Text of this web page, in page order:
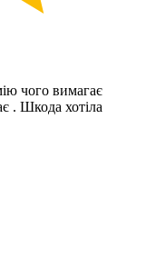
чого вимагає
. Шкода хотіла